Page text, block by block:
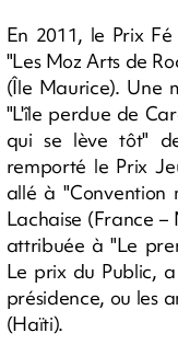
En 2011, le Prix
"Les Moz Arts de
(Île Maurice). Une
"L'île perdue de
qui se lève tôt"
remporté le Prix
allé à "Convention
Lachaise (France
attribuée à "Le
Le prix du Public,
présidence, ou les
(Haïti).